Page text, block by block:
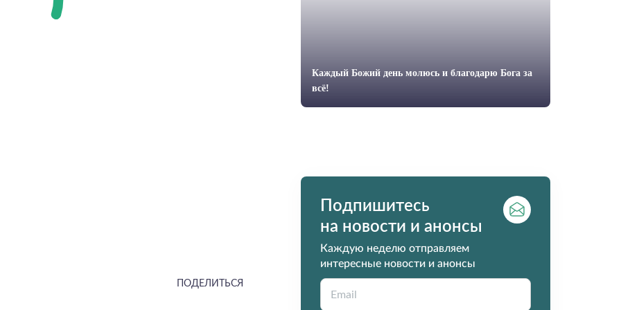
ПОДЕЛИТЬСЯ
Каждый Божий день молюсь и благодарю Бога за
всё!
Подпишитесь
на новости и анонсы
Каждую неделю отправляем
интересные новости и анонсы